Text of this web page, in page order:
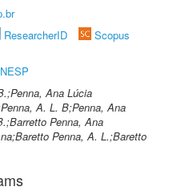
ResearcherID
Scopus
Ana Lúcia
A. L. B;Penna, Ana
Penna, Ana
Penna, A. L.;Baretto